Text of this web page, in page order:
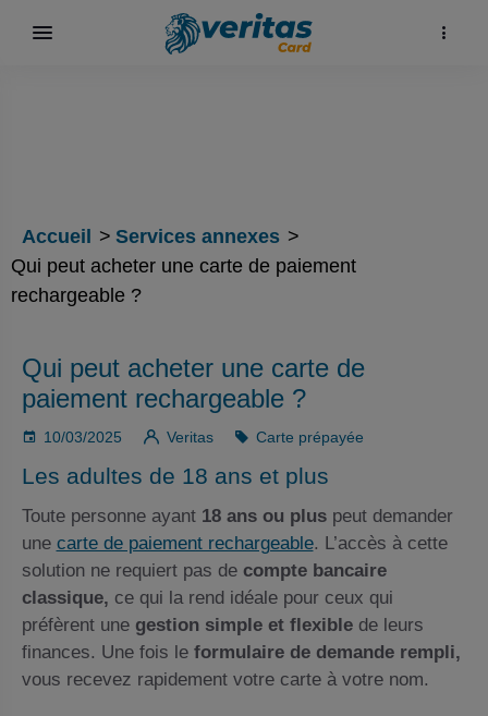
Accueil
Services annexes
Qui peut acheter une carte de paiement
rechargeable ?
Qui peut acheter une carte de
paiement rechargeable ?
10/03/2025 Veritas Carte prépayée
Les adultes de 18 ans et plus
Toute personne ayant 18 ans ou pluspeut demander
une carte de paiement rechargeable. L’accès à cette
solution ne requiert pas de compte bancaire
classique, ce qui la rend idéale pour ceux qui
préfèrent une gestion simple et flexiblede leurs
finances. Une fois le formulaire de demande rempli,
vous recevez rapidement votre carte à votre nom.